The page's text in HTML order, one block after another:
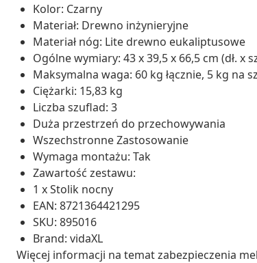
Kolor: Czarny
Materiał: Drewno inżynieryjne
Materiał nóg: Lite drewno eukaliptusowe
Ogólne wymiary: 43 x 39,5 x 66,5 cm (dł. x
Maksymalna waga: 60 kg łącznie, 5 kg na
Ciężarki: 15,83 kg
Liczba szuflad: 3
Duża przestrzeń do przechowywania
Wszechstronne Zastosowanie
Wymaga montażu: Tak
Zawartość zestawu:
1 x Stolik nocny
EAN: 8721364421295
SKU: 895016
Brand: vidaXL
Więcej informacji na temat zabezpieczenia